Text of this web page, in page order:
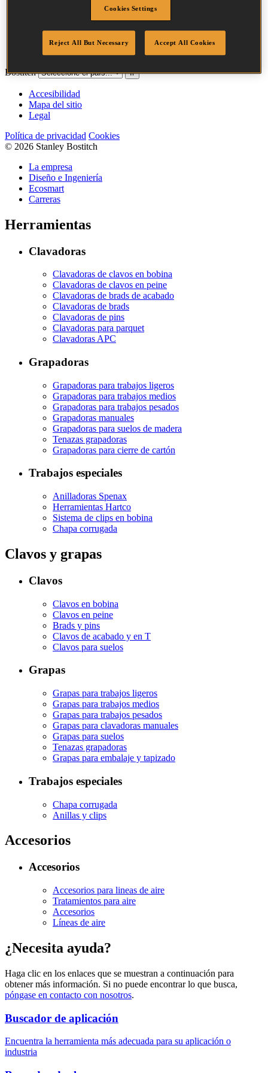
Acabado
Cantidad por caja 11000
Bostitch Ir
Accesibilidad
Mapa del sitio
Legal
Política de privacidad Cookies
© 2026 Stanley Bostitch
La empresa
Diseño e Ingeniería
Ecosmart
Carreras
Herramientas
Clavadoras
Clavadoras de clavos en bobina
Clavadoras de clavos en peine
Clavadoras de brads de acabado
Clavadoras de brads
Clavadoras de pins
Clavadoras para parquet
Clavadoras APC
Grapadoras
Grapadoras para trabajos ligeros
Grapadoras para trabajos medios
Grapadoras para trabajos pesados
Grapadoras manuales
Grapadoras para suelos de madera
Tenazas grapadoras
Grapadoras para cierre de cartón
Trabajos especiales
Anilladoras Spenax
Herramientas Hartco
Sistema de clips en bobina
Chapa corrugada
Clavos y grapas
Clavos
Clavos en bobina
Clavos en peine
Brads y pins
Clavos de acabado y en T
Clavos para suelos
Grapas
Grapas para trabajos ligeros
Grapas para trabajos medios
Grapas para trabajos pesados
Grapas para clavadoras manuales
Grapas para suelos
Tenazas grapadoras
Grapas para embalaje y tapizado
Trabajos especiales
Chapa corrugada
Anillas y clips
Accesorios
Accesorios
Accesorios para lineas de aire
Tratamientos para aire
Accesorios
Líneas de aire
¿Necesita ayuda?
Haga clic en los enlaces que se muestran a continuación para
obtener más información. Si no puede encontrar lo que busca,
póngase en contacto con nosotros.
Buscador de aplicación
Encuentra la herramienta más adecuada para su aplicación o
industria
Cookies Settings
Reject All But Necessary Accept All Cookies